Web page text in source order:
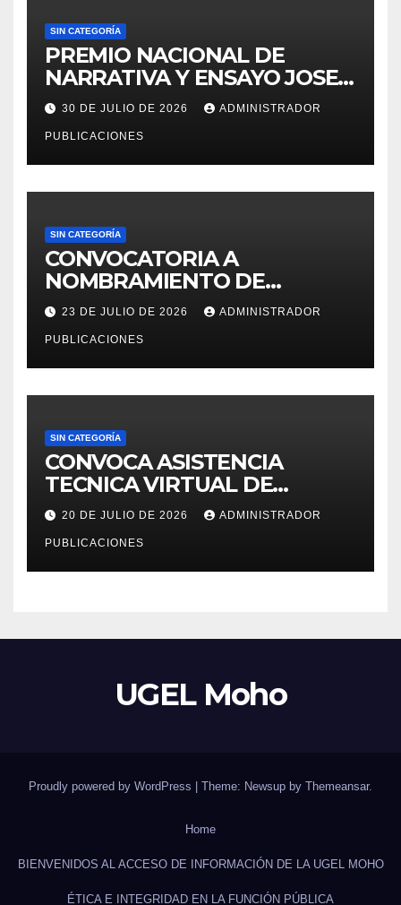
SIN CATEGORÍA
PREMIO NACIONAL DE
NARRATIVA Y ENSAYO JOSE
MARIA ARGUEDAS
30 DE JULIO DE 2026 ADMINISTRADOR
PUBLICACIONES
SIN CATEGORÍA
CONVOCATORIA A
NOMBRAMIENTO DE
PERSONAL DEL DECRETO
LEGISLATIVO 276 – 2026
23 DE JULIO DE 2026 ADMINISTRADOR
PUBLICACIONES
SIN CATEGORÍA
CONVOCA ASISTENCIA
TECNICA VIRTUAL DE
«EJERCICIOS DEL CENSO
EDUCATIVO – 2026»
20 DE JULIO DE 2026 ADMINISTRADOR
PUBLICACIONES
UGEL Moho
Proudly powered by WordPress Theme: Newsup by Themeansar.
Home
BIENVENIDOS AL ACCESO DE INFORMACIÓN DE LA UGEL MOHO
ÉTICA E INTEGRIDAD EN LA FUNCIÓN PÚBLICA